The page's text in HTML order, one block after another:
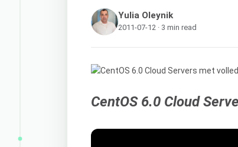
Yulia Oleynik
2011-07-12 · 3 min read
CentOS 6.0 Cloud